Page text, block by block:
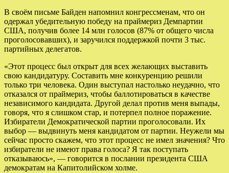
В своём письме Байден напомнил конгрессменам, что он
одержал убедительную победу на праймериз Демпартии
США, получив более 14 млн голосов (87% от общего числа
проголосовавших), и заручился поддержкой почти 3 тыс.
партийных делегатов.
«Этот процесс был открыт для всех желающих выставить
свою кандидатуру. Составить мне конкуренцию решили
только три человека. Один выступал настолько неудачно, что
отказался от праймериз, чтобы баллотироваться в качестве
независимого кандидата. Другой делал против меня выпады,
говоря, что я слишком стар, и потерпел полное поражение.
Избиратели Демократической партии проголосовали. Их
выбор — выдвинуть меня кандидатом от партии. Неужели мы
сейчас просто скажем, что этот процесс не имел значения? Что
избиратели не имеют права голоса? Я так поступать
отказываюсь», — говорится в послании президента США
демократам на Капитолийском холме.